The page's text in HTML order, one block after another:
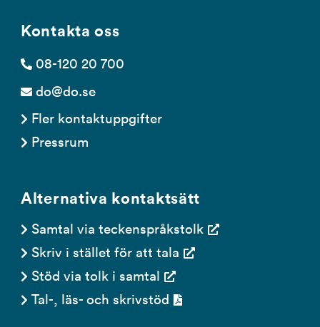
Kontakta oss
08-120 20 700
do@do.se
Fler kontaktuppgifter
Pressrum
Alternativa kontaktsätt
Samtal via teckenspråkstolk
Skriv i stället för att tala
Stöd via tolk i samtal
Tal-, läs- och skrivstöd